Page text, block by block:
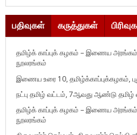
பதிவுகள் கருத்துகள்
தமிழ்க் காப்புக் கழகம் – இணைய
நூலரங்கம்
இணைய உரை 10, தமிழ்க்காப்புக்கழகம்,
நட்பு தமிழ் வட்டம், 7ஆவது ஆண்டு தமிழ்
தமிழ்க் காப்புக் கழகம் – இணைய
நூலரங்கம்